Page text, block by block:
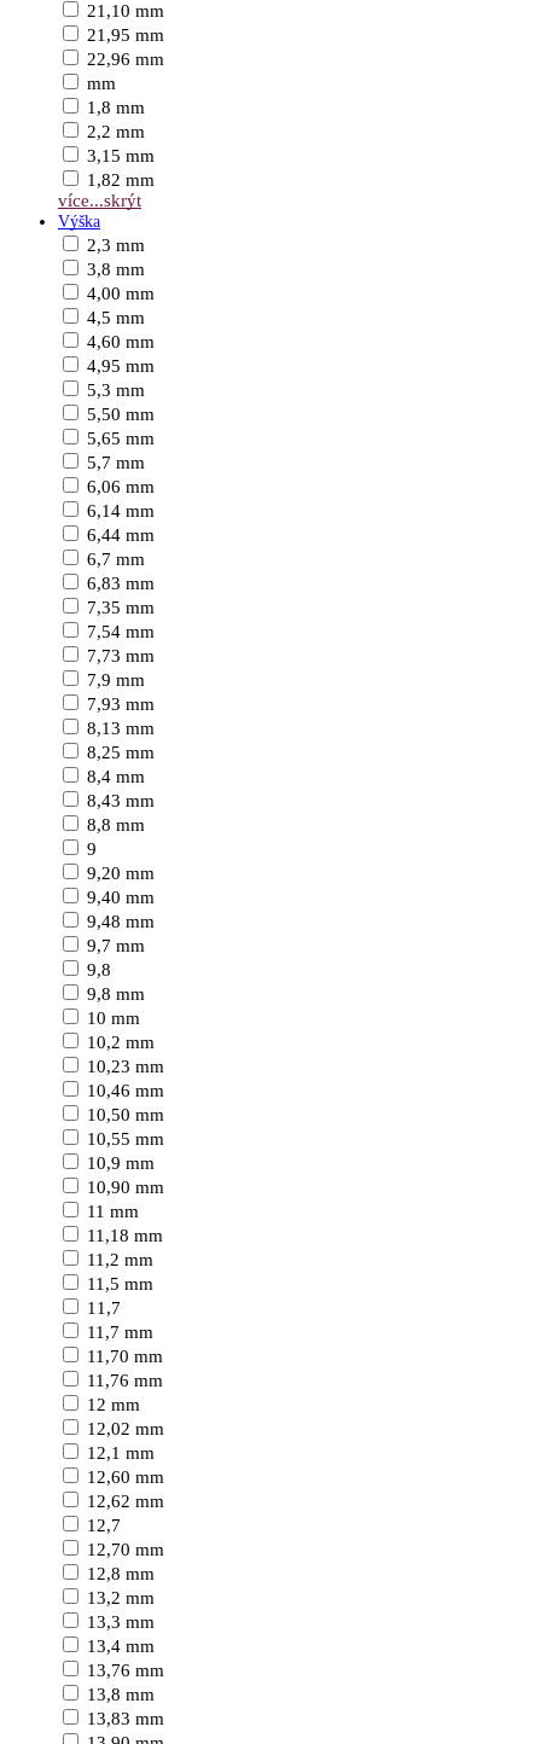
21,10 mm
21,95 mm
22,96 mm
mm
1,8 mm
2,2 mm
3,15 mm
1,82 mm
více...skrýt
Výška
2,3 mm
3,8 mm
4,00 mm
4,5 mm
4,60 mm
4,95 mm
5,3 mm
5,50 mm
5,65 mm
5,7 mm
6,06 mm
6,14 mm
6,44 mm
6,7 mm
6,83 mm
7,35 mm
7,54 mm
7,73 mm
7,9 mm
7,93 mm
8,13 mm
8,25 mm
8,4 mm
8,43 mm
8,8 mm
9
9,20 mm
9,40 mm
9,48 mm
9,7 mm
9,8
9,8 mm
10 mm
10,2 mm
10,23 mm
10,46 mm
10,50 mm
10,55 mm
10,9 mm
10,90 mm
11 mm
11,18 mm
11,2 mm
11,5 mm
11,7
11,7 mm
11,70 mm
11,76 mm
12 mm
12,02 mm
12,1 mm
12,60 mm
12,62 mm
12,7
12,70 mm
12,8 mm
13,2 mm
13,3 mm
13,4 mm
13,76 mm
13,8 mm
13,83 mm